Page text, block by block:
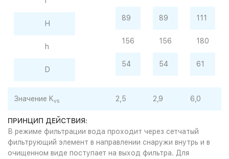
H
h
D
89
156
54
89
156
54
111
180
61
Значение Kvs 2,5 2,9 6,0
ПРИНЦИП ДЕЙСТВИЯ:
В режиме фильтрации вода проходит через сетчатый
фильтрующий элемент в направлении снаружи внутрь и в
очищенном виде поступает на выход фильтра. Для